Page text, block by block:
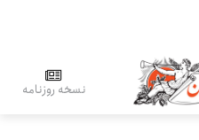
نسخه روزنامه